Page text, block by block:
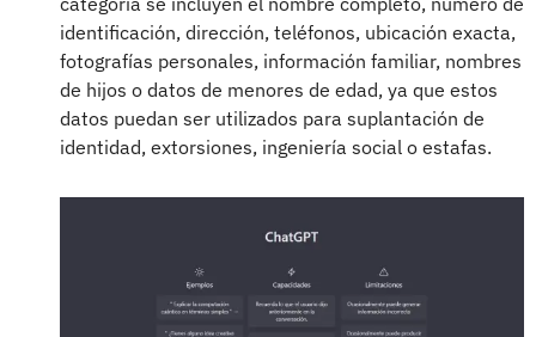
identificación, dirección, teléfonos, ubicación exacta,
fotografías personales, información familiar, nombres
de hijos o datos de menores de edad, ya que estos
datos puedan ser utilizados para suplantación de
identidad, extorsiones, ingeniería social o estafas.